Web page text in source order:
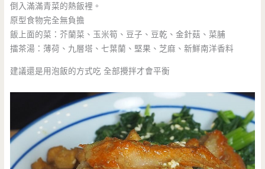
倒入滿滿青菜的熱飯裡。
原型食物完全無負擔
飯上面的菜：芥蘭菜、玉米筍、豆子、豆乾、金針菇、菜脯
擂茶湯：薄荷、九層塔、七葉蘭、堅果、芝麻、新鮮南洋香料
建議還是用泡飯的方式吃 全部攪拌才會平衡